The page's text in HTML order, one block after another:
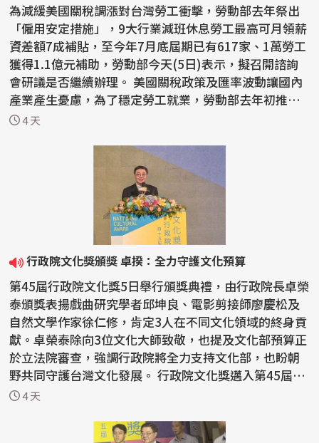
為減緩美國關稅調漲對台灣勞工衝擊，勞動部去年祭出
「僱用安定措施」，9大行業減班休息勞工最高可月領薪
資差額7成補貼，至今年7月底屆期已有617家、1萬勞工
獲得1.1億元補助，勞動部今天(5日)表示，擬召開諮詢
會研議是否繼續辦理。 美國關稅政策及匯率波動讓國內
產業產生憂慮，為了穩定勞工就業，勞動部去年初推動
僱...4 天
行政院文化獎頒獎 卓揆：全力守護文化預算
第45屆行政院文化獎5日舉行頒獎典禮，由行政院長卓榮
泰頒獎表揚戲曲研究學者邱坤良、電影剪接師廖慶松及
自然文學作家徐仁修，肯定3人在不同文化領域的終身貢
獻。卓榮泰除向3位文化大師致敬，也提及文化部預算正
於立法院審查，強調行政院將全力支持文化部，也盼朝
野共同守護台灣文化發展。 行政院文化獎邁入第45屆，
今...4 天